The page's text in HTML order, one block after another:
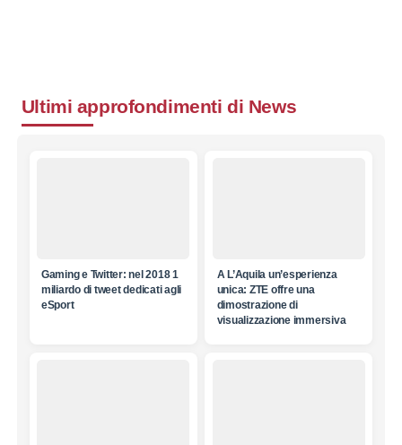
Ultimi approfondimenti di News
Gaming e Twitter: nel 2018 1
miliardo di tweet dedicati agli
eSport
A L’Aquila un’esperienza
unica: ZTE offre una
dimostrazione di
visualizzazione immersiva